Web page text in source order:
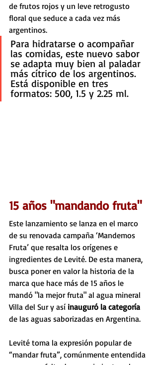
de frutos rojos y un leve retrogusto
floral que seduce a cada vez más
argentinos.
Para hidratarse o acompañar
las comidas, este nuevo sabor
se adapta muy bien al paladar
más cítrico de los argentinos.
Está disponible en tres
formatos: 500, 1.5 y 2.25 ml.
15 años "mandando fruta"
Este lanzamiento se lanza en el marco
de su renovada campaña ‘Mandemos
Fruta’ que resalta los orígenes e
ingredientes de Levité. De esta manera,
busca poner en valor la historia de la
marca que hace más de 15 años le
mandó "la mejor fruta" al agua mineral
Villa del Sur y así inauguró la categoría
de las aguas saborizadas en Argentina.
Levité toma la expresión popular de
“mandar fruta”, comúnmente entendida